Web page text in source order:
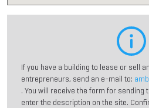
If you have a building to lease or sell
entrepreneurs, send an e-mail to:
. You will receive the form for
enter the description on the site.